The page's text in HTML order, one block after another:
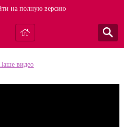
на полную версию
видео